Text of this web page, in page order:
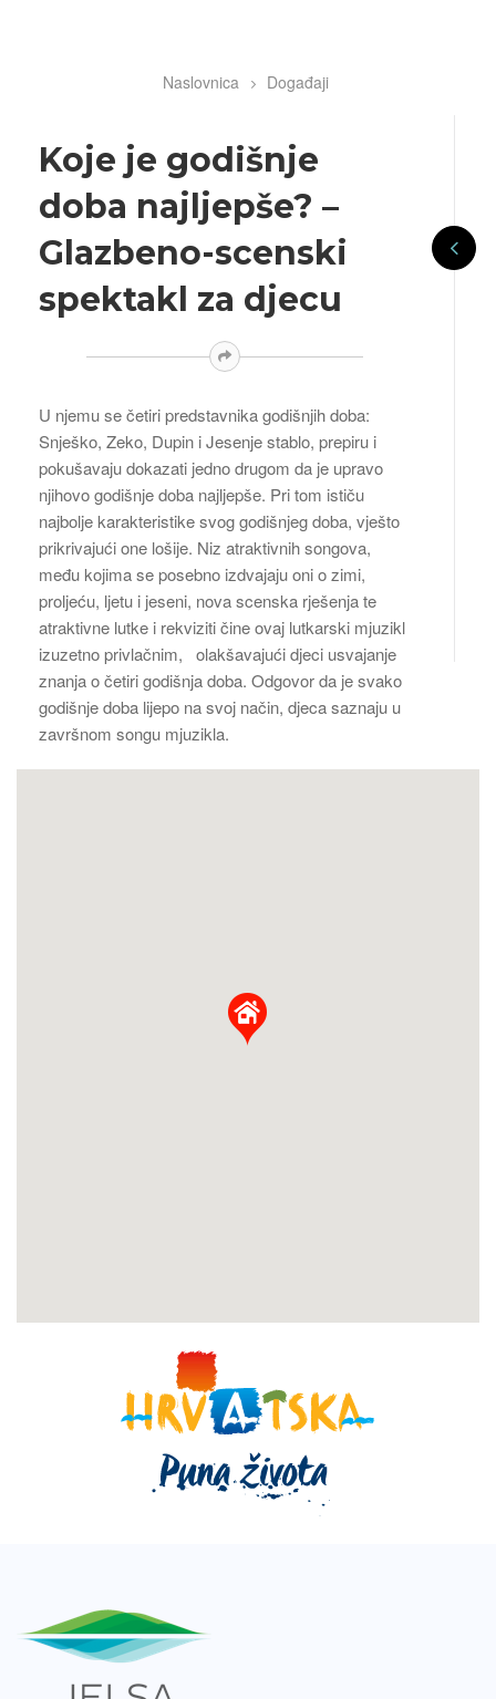
BreadcrumbNaslovnica Događaji
Koje je godišnje
doba najljepše? –
Glazbeno-scenski
spektakl za djecu
U njemu se četiri predstavnika godišnjih doba:
Snješko, Zeko, Dupin i Jesenje stablo, prepiru i
pokušavaju dokazati jedno drugom da je upravo
njihovo godišnje doba najljepše. Pri tom ističu
najbolje karakteristike svog godišnjeg doba, vješto
prikrivajući one lošije. Niz atraktivnih songova,
među kojima se posebno izdvajaju oni o zimi,
proljeću, ljetu i jeseni, nova scenska rješenja te
atraktivne lutke i rekviziti čine ovaj lutkarski mjuzikl
izuzetno privlačnim, olakšavajući djeci usvajanje
znanja o četiri godišnja doba. Odgovor da je svako
godišnje doba lijepo na svoj način, djeca saznaju u
završnom songu mjuzikla.